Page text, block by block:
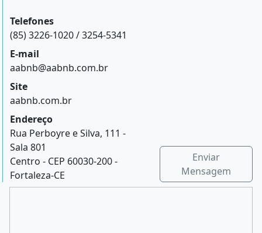
Telefones
(85) 3226-1020 / 3254-5341
E-mail
aabnb@aabnb.com.br
Site
aabnb.com.br
Endereço
Rua Perboyre e Silva, 111 -
Sala 801
Centro - CEP 60030-200 -
Fortaleza-CE
Enviar
Mensagem